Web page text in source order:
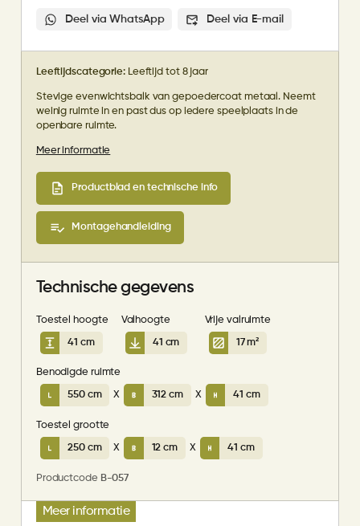
Deel via WhatsApp Deel via E-mail
Leeftijdscategorie:Leeftijd tot 8 jaar
Stevige evenwichtsbalk van gepoedercoat metaal. Neemt
weinig ruimte in en past dus op iedere speelplaats in de
openbare ruimte.
Meer informatie
Productblad en technische info
Montagehandleiding
Technische gegevens
Toestel hoogte
41 cm
Valhoogte
41 cm
Vrije valruimte
17 m²
Benodigde ruimte
550 cm X 312 cm X 41 cm
Toestel grootte
250 cm X 12 cm X 41 cm
Productcode B-057
Meer informatie